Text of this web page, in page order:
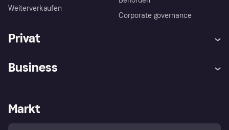
Weiterverkaufen
Corporate governance
Privat
Shops entdecken
Business
Händlerportal
Markt